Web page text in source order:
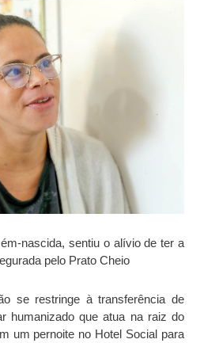
nascida, sentiu o alívio de ter a
pelo Prato Cheio
se restringe à transferência de
humanizado que atua na raiz do
um pernoite no Hotel Social para